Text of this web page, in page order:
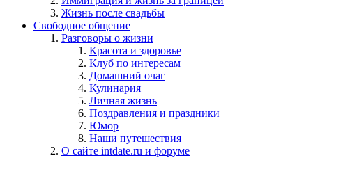
Жизнь после свадьбы
Свободное общение
Разговоры о жизни
Красота и здоровье
Клуб по интересам
Домашний очаг
Кулинария
Личная жизнь
Поздравления и праздники
Юмор
Наши путешествия
О сайте intdate.ru и форуме